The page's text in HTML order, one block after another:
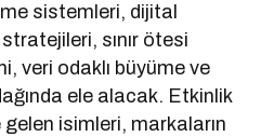
sistemleri, dijital
sınır ötesi
veri odaklı büyüme ve
ele alacak. Etkinlik
isimleri, markaların